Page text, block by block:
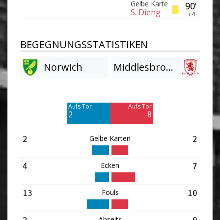
90'
+4
Gelbe Karte
S. Dieng
BEGEGNUNGSSTATISTIKEN
Norwich
Middlesbrough
Aufs Tor
2
Aufs Tor
8
2 Gelbe Karten 2
4 Ecken 7
13 Fouls 10